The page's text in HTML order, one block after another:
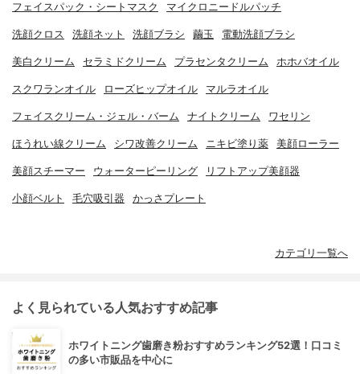
フェイスパック・シートマスク マイクロニードルパッチ
洗顔クロス 洗顔ネット 洗顔ブラシ 繭玉 電動洗顔ブラシ
美白クリーム セラミドクリーム プラセンタクリーム ホホバオイル
スクワランオイル ローズヒップオイル マルラオイル
フェイスクリーム・ジェル・バーム ナイトクリーム ワセリン
ほうれい線クリーム シワ改善クリーム ニキビ塗り薬 美顔ローラー
美顔スチーマー ウォーターピーリング リフトアップ美顔器
小顔ベルト 毛穴吸引器 かっさプレート
カテゴリ一覧へ
よく見られている人気おすすめ記事
ホワイトニング歯磨き粉おすすめランキング52選！口コミ
の多い市販品を中心に